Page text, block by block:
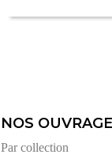
NOS
Par collection